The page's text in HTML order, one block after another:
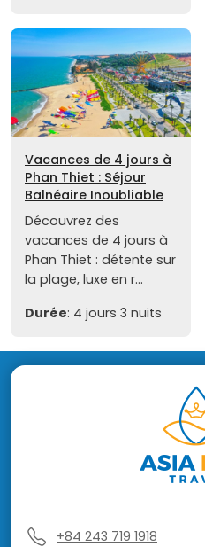
Vacances de 4 jours à
Phan Thiet : Séjour
Balnéaire Inoubliable
Découvrez des
vacances de 4 jours à
Phan Thiet : détente sur
la plage, luxe en r...
Durée: 4 jours 3 nuits
+84 243 719 1918